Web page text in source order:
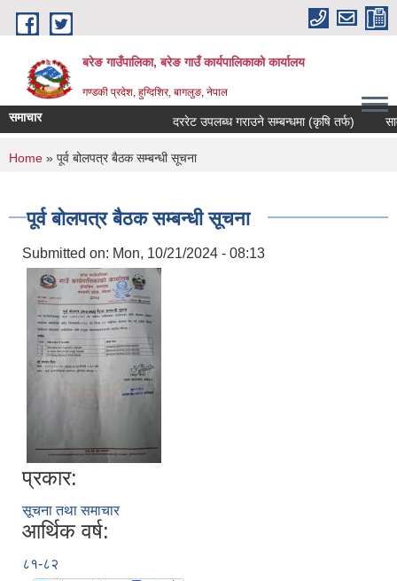
Skip to main content
बरेङ गाउँपालिका, बरेङ गाउँ कार्यपालिकाको कार्यालय
गण्डकी प्रदेश, हुग्दिशिर, बागलुङ, नेपाल
समाचार दररेट उपलब्ध गराउने सम्बन्धमा (कृषि तर्फ)
You are here
Home » पूर्व बोलपत्र बैठक सम्बन्धी सूचना
पूर्व बोलपत्र बैठक सम्बन्धी सूचना
Submitted on: Mon, 10/21/2024 - 08:13
प्रकार:
सूचना तथा समाचार
आर्थिक वर्ष:
८१-८२